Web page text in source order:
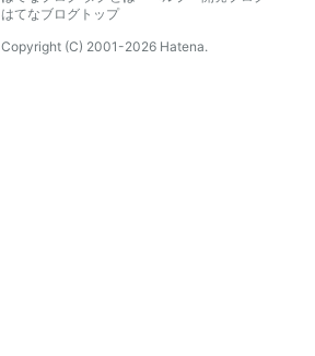
はてなブログトップ
Copyright (C) 2001-2026 Hatena.